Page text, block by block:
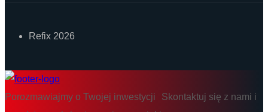
Refix 2026
Porozmawiajmy o Twojej inwestycji Skontaktuj się z nami i